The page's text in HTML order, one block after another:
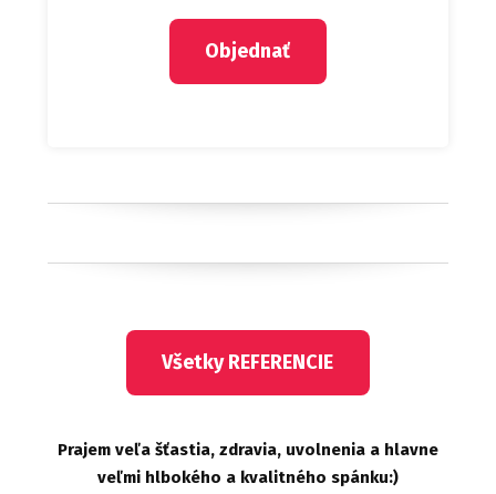
Objednať
Všetky REFERENCIE
Prajem veľa šťastia, zdravia, uvolnenia a hlavne
veľmi hlbokého a kvalitného spánku:)